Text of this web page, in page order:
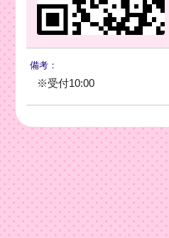
備考：
※受付10:00